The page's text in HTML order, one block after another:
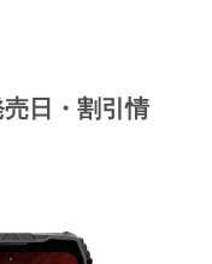
日・割引情